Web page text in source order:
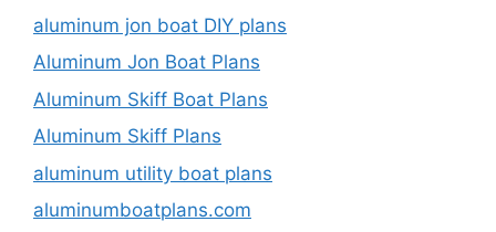
aluminum jon boat DIY plans
Aluminum Jon Boat Plans
Aluminum Skiff Boat Plans
Aluminum Skiff Plans
aluminum utility boat plans
aluminumboatplans.com